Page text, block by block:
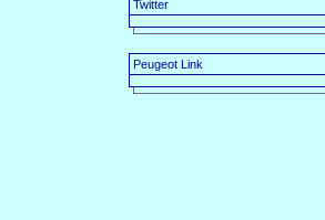
Twitter
Peugeot Link